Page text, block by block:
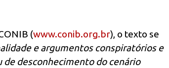
(www.conib.org.br), o texto se
e argumentos conspiratórios e
de desconhecimento do cenário